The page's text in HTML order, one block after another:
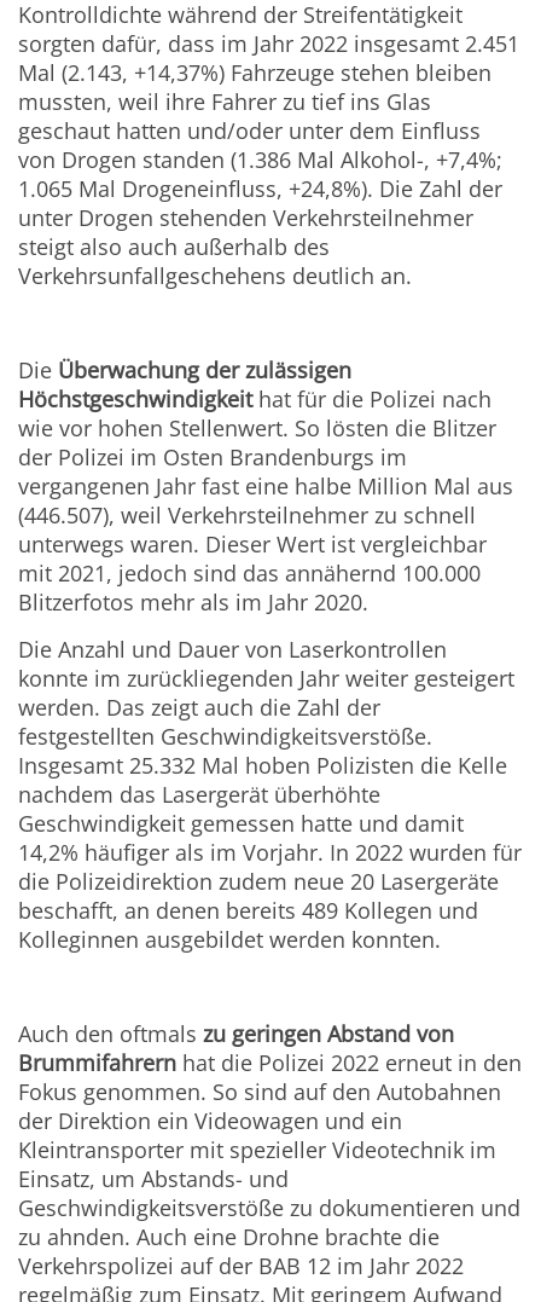
Kontrolldichte während der Streifentätigkeit
sorgten dafür, dass im Jahr 2022 insgesamt 2.451
Mal (2.143, +14,37%) Fahrzeuge stehen bleiben
mussten, weil ihre Fahrer zu tief ins Glas
geschaut hatten und/oder unter dem Einfluss
von Drogen standen (1.386 Mal Alkohol-, +7,4%;
1.065 Mal Drogeneinfluss, +24,8%). Die Zahl der
unter Drogen stehenden Verkehrsteilnehmer
steigt also auch außerhalb des
Verkehrsunfallgeschehens deutlich an.
Die Überwachung der zulässigen
Höchstgeschwindigkeithat für die Polizei nach
wie vor hohen Stellenwert. So lösten die Blitzer
der Polizei im Osten Brandenburgs im
vergangenen Jahr fast eine halbe Million Mal aus
(446.507), weil Verkehrsteilnehmer zu schnell
unterwegs waren. Dieser Wert ist vergleichbar
mit 2021, jedoch sind das annähernd 100.000
Blitzerfotos mehr als im Jahr 2020.
Die Anzahl und Dauer von Laserkontrollen
konnte im zurückliegenden Jahr weiter gesteigert
werden. Das zeigt auch die Zahl der
festgestellten Geschwindigkeitsverstöße.
Insgesamt 25.332 Mal hoben Polizisten die Kelle
nachdem das Lasergerät überhöhte
Geschwindigkeit gemessen hatte und damit
14,2% häufiger als im Vorjahr. In 2022 wurden für
die Polizeidirektion zudem neue 20 Lasergeräte
beschafft, an denen bereits 489 Kollegen und
Kolleginnen ausgebildet werden konnten.
Auch den oftmalszu geringen Abstand von
Brummifahrern hat die Polizei 2022 erneut in den
Fokus genommen. So sind auf den Autobahnen
der Direktion ein Videowagen und ein
Kleintransporter mit spezieller Videotechnik im
Einsatz, um Abstands- und
Geschwindigkeitsverstöße zu dokumentieren und
zu ahnden. Auch eine Drohne brachte die
Verkehrspolizei auf der BAB 12 im Jahr 2022
regelmäßig zum Einsatz. Mit geringem Aufwand